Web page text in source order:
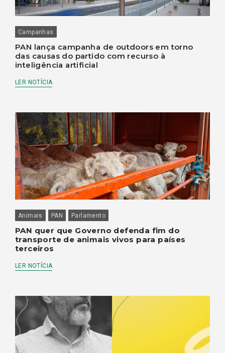
Campanhas
PAN lança campanha de outdoors em torno
das causas do partido com recurso à
inteligência artificial
LER NOTÍCIA
Animais PAN Parlamento
PAN quer que Governo defenda fim do
transporte de animais vivos para países
terceiros
LER NOTÍCIA